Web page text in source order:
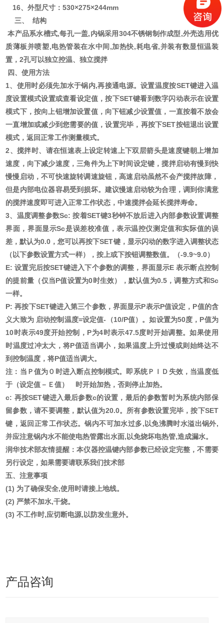
16、外型尺寸：530×275×244mm
三、
结构
本产品系水槽式,每孔一盖,内锅采用304不锈钢制作成型,外壳选用优
质薄板并喷塑,电热管装在水中间,加热快,耗电省,并装有数显恒温装
置，2孔可以独立控温、独立搅拌
四、使用方法
1、使用时必须先加水于锅内,再接通电源。设置温度按SET键进入温
度设置模式设置或查看设定值，按下SET键看到数字闪动表示在设置
模式下，按向上钮增加设置值，向下钮减少设置值，一直按着不放会
一直增加或减少到您需要的值，设置完毕，再按下SET按钮退出设置
模式，返回正常工作测量模式。
2、搅拌时、请在恒速表上设定转速上下双层箭头是速度键朝上增加
速度，向下减少速度，三角件为上下时间设定键，搅拌启动有慢到快
慢慢启动，不可快速旋转调速旋钮，高速启动虽然不会产搅拌故障，
但是内部电位器容易受到损坏。建议慢速启动较为合理，调到你满意
的搅拌速度即可进入正常工作状态，中速搅拌会延长搅拌寿命。
3、 温度调整参数Sc: 按着SET键3秒钟不放后进入内部参数设置调整
界面，界面显示Sc是误差校准值，表示温控仪测定值和实际值的误
差，默认为0.0，您可以再按下SET键，显示闪动的数字进入调整状态
（以下参数设置方式一样），按上或下按钮调整数值。（-9.9~9.0）
E: 设置完后按SET键进入下个参数的调整，界面显示E 表示断点控制
的提前量（仅当P值设置为0时生效），默认值为0.5，调整方式和Sc
一样。
P: 再按下SET键进入第三个参数，界面显示P表示P值设定，P值的含
义大致为 启动控制温度=设定值-（10/P值）。如设置为50度，P值为
10时表示49度开始控制，P为4时表示47.5度时开始调整。如果使用
时温度过冲太大，将P值适当调小，如果温度上升过慢或则始终达不
到控制温度，将P值适当调大。
注：当Ｐ值为０时进入断点控制模式。即系统ＰＩＤ失效，当温度低
于（设定值－Ｅ值） 时开始加热，否则停止加热。
c: 再按SET键进入最后参数c的设置，最后的参数暂时为系统内部保
留参数，请不要调整，默认值为20.0。所有参数设置完毕，按下SET
键，返回正常工作状态。锅内不可加水过多,以免沸腾时水溢出锅外,
并应注意锅内水不能使电热管露出水面,以免烧坏电热管,造成漏水。
润华技术部友情提醒：本仪器控温键内部参数已经设定完整，不需要
另行设定，如果需要请联系我们技术部
五、注意事项
(1) 为了确保安全,使用时请接上地线。
(2) 严禁不加水,干烧。
(3) 不工作时,应切断电源,以防发生意外。
产品咨询